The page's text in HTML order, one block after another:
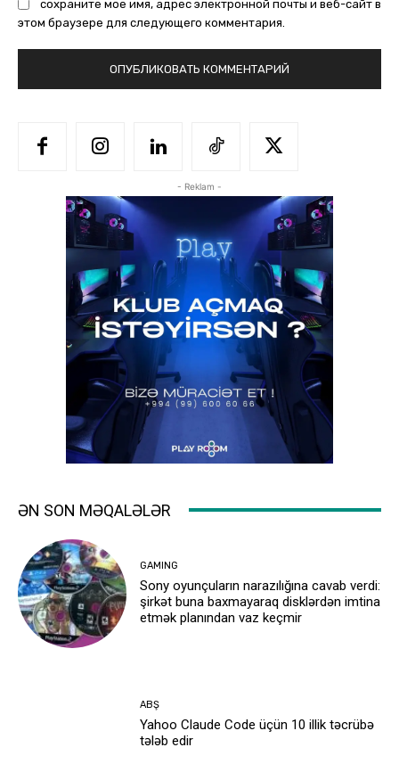
сохраните мое имя, адрес электронной почты и веб-сайт в
этом браузере для следующего комментария.
- Reklam -
ƏN SON MƏQALƏLƏR
GAMING
Sony oyunçuların narazılığına cavab verdi:
şirkət buna baxmayaraq disklərdən imtina
etmək planından vaz keçmir
ABŞ
Yahoo Claude Code üçün 10 illik təcrübə
tələb edir